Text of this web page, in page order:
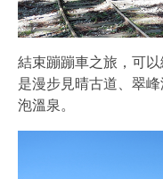
結束蹦蹦車之旅，可
是漫步見晴古道、翠
泡溫泉。